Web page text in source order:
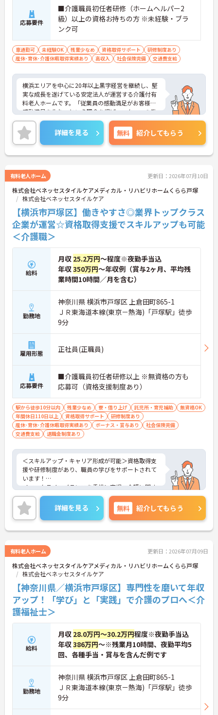
応募要件
■介護職員初任者研修（ホームヘルパー2
級）以上の資格お持ちの方 ※未経験・ブラ
ンク可
車通勤可 未経験OK 残業少なめ 資格取得サポート
研修制度あり
産休･育休･介護休暇取得実績あり
高収入 社会保険完備 交通費支給
横浜エリアを中心に20年以上黒字経営を継続し、堅
実な成長を遂げている安定法人が運営する介護付有
料老人ホームです。「従業員の感動満足がお客様の
感動満足を生む」という理念を掲げ、スタッフの働
きやすさを第一に考えた環境整備に力を入れていま
す。全拠点共通で「眠りスキャン」やインカム、ケ
ア記録ソフトなどの最新ICT機器を導入しており、業
務の効率化とスタッフの身体的負担の軽減を実現し
ています。さらに、有資格者の方のキャリア形成を
度をはじめ、マネジメントやリーダーシップを学べ
る独自の研修プログラムも充実しています。さらな
るスキルアップと長期的なキャリアアップを目指せ
る、非常に魅力的な職場環境です。
★おすすめPOINT★
【ICT機器の積極的な導入で、身体的負担を抑えなが
ら働けます】
・眠りスキャンやインカムなどの最新設備を活用
し、効率的な見守りと円滑な情報共有を実現してい
ます
・無駄な業務が削減されることで心身のゆとりが生
まれ、ご入居者様お一人おひとりに寄り添ったケア
【実務者研修の無料受講制度など、専門性を高めら
れる環境です】
・働きながら実務者研修を無料で受講できるなど、
す
・マネジメントやリーダーシップを学ぶ研修も充実
しており、将来のリーダー候補として成長していけ
【20年以上黒字経営の安定基盤のもと、長期的に活
躍できます】
・横浜型地域貢献企業にも認定された信頼ある法人
で、ライフステージが変わっても安心して働き続け
られます
・育児短時間勤務や永年勤続表彰制度など、スタッ
フの貢献をしっかりと評価し還元する体制が整って
詳細を見る 無料 紹介してもらう
有料老人ホーム 更新日：2026年07月10日
株式会社ベネッセスタイルケアメディカル・リハビリホームくらら戸塚
株式会社ベネッセスタイルケア
【横浜市戸塚区】働きやすさ◎業界トップクラス
企業が運営☆資格取得支援でスキルアップも可能
＜介護職＞
給料
月収 25.2万円～程度※夜勤手当込
年収350万円～年収例（賞与2ヶ月、平均残
業時間10時間／月を含む）
勤務地
神奈川県 横浜市戸塚区 上倉田町865-1
ＪＲ東海道本線(東京－熱海)「戸塚駅」徒歩
9分
雇用形態 正社員(正職員)
応募要件
■介護職員初任者研修以上 ※無資格の方も
応募可（資格支援制度あり）
駅から徒歩10分以内 残業少なめ 寮・借り上げ 託児所・育児補助
無資格OK
年間休日110日以上
資格取得サポート
研修制度あり
産休･育休･介護休暇取得実績あり
ボーナス・賞与あり
社会保険完備
交通費支給
退職金制度あり
＜スキルアップ・キャリア形成が可能＞資格取得支
援や研修制度があり、職員の学びをサポートされて
います！
＜ワークライフバランスを重視＞育児・介護に関す
る制度や社宅制度、各種手当など、長く安心して働
きやすい環境が整っています。
＜寄り添ったケアの実施＞利用者さまに深く寄り添
ったサービスの提供を目指し、職員の専門性を高め
るような人材育成にも注力されています。
詳細をお話ししますのでお気軽にご相談ください！
詳細を見る 無料 紹介してもらう
有料老人ホーム 更新日：2026年07月09日
株式会社ベネッセスタイルケアメディカル・リハビリホームくらら戸塚
株式会社ベネッセスタイルケア
【神奈川県／横浜市戸塚区】専門性を磨いて年収
アップ！「学び」と「実践」で介護のプロへ＜介
護福祉士＞
給料
月収 28.0万円～30.2万円程度※夜勤手当込
年収386万円～※残業月10時間、夜勤平均5
回、各種手当・賞与を含んだ例です
勤務地
神奈川県 横浜市戸塚区 上倉田町865-1
ＪＲ東海道本線(東京－熱海)「戸塚駅」徒歩
9分